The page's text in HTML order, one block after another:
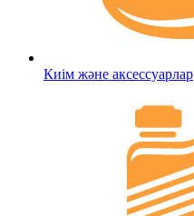
Киім және аксессуарлар